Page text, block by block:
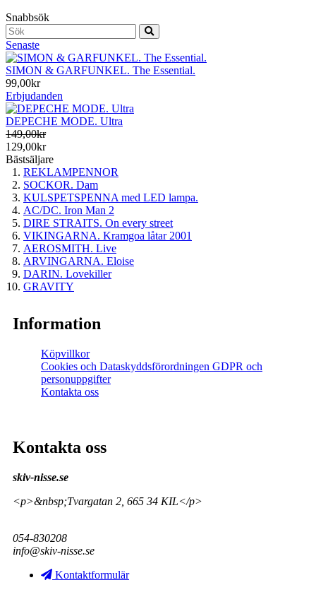
Snabbsök
Senaste
SIMON & GARFUNKEL. The Essential.
99,00kr
Erbjudanden
DEPECHE MODE. Ultra
149,00kr
129,00kr
Bästsäljare
REKLAMPENNOR
SOCKOR. Dam
KULSPETSPENNA med LED lampa.
AC/DC. Iron Man 2
DIRE STRAITS. On every street
VIKINGARNA. Kramgoa låtar 2001
AEROSMITH. Live
ARVINGARNA. Eloise
DARIN. Lovekiller
GRAVITY
Information
Köpvillkor
Cookies och Dataskyddsförordningen GDPR och
personuppgifter
Kontakta oss
Kontakta oss
skiv-nisse.se
<p>&nbsp;Tvargatan 2, 665 34 KIL</p>
054-830208
info@skiv-nisse.se
Kontaktformulär